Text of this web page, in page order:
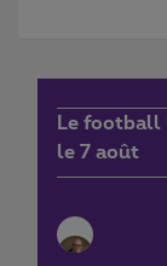
Le football
le 7 août